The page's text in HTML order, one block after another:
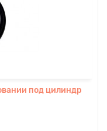
под цилиндр